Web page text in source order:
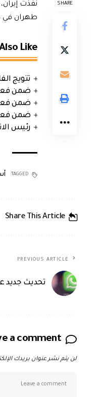
SHARE
نفذت
طهران في
Like
تتويج
ضمن
ضمن
ضمن
رئيس
TAGGED:
Share This Article
PREVIOUS ARTICLE
تحديث جديد
a comment
لن يتم نشر عنوان بريدك